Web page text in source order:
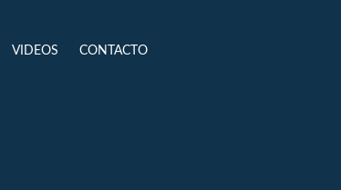
VIDEOS CONTACTO